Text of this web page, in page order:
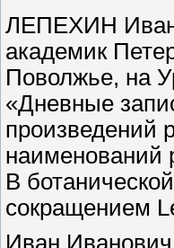
ЛЕПЕХИН Иван
академик
Поволжье, на
«Дневные
произведений
наименований
В
сокращением
Иван